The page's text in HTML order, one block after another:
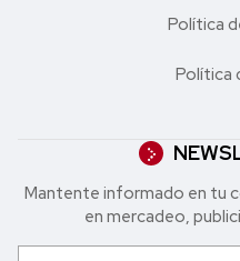
Política
Política
Mantente informado en tu
en mercadeo,